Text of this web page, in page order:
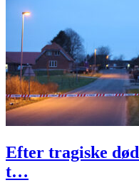
Efter tragiske
t…